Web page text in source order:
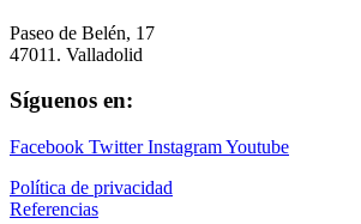
Paseo de Belén, 17
47011. Valladolid
Síguenos en:
Facebook Twitter InstagramYoutube
Política de privacidad
Referencias